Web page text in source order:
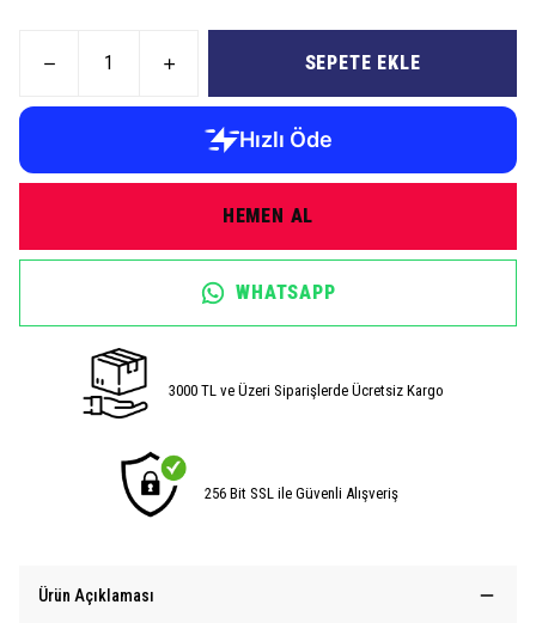
SEPETE EKLE
HEMEN AL
WHATSAPP
3000 TL ve Üzeri Siparişlerde Ücretsiz Kargo
256 Bit SSL ile Güvenli Alışveriş
Ürün Açıklaması